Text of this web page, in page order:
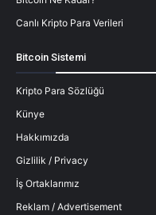
Canlı Kripto Para Verileri
Bitcoin Sistemi
Kripto Para Sözlüğü
Künye
Hakkımızda
Gizlilik / Privacy
İş Ortaklarımız
Reklam / Advertisement